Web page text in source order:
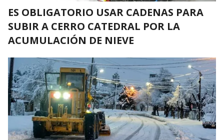
ES OBLIGATORIO USAR CADENAS PARA
SUBIR A CERRO CATEDRAL POR LA
ACUMULACIÓN DE NIEVE